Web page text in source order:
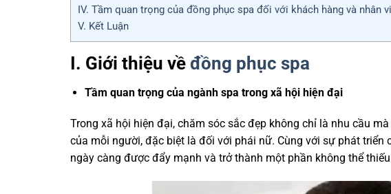
IV. Tầm quan trọng của đồng phục spa đối với khách hàng và nhân
V. Kết Luận
I. Giới thiệu về đồng phục spa
Tầm quan trọng của ngành spa trong xã hội hiện đại
Trong xã hội hiện đại, chăm sóc sắc đẹp không chỉ là nhu cầu
của mỗi người, đặc biệt là đối với phái nữ. Cùng với sự phát
ngày càng được đẩy mạnh và trở thành một phần không thể